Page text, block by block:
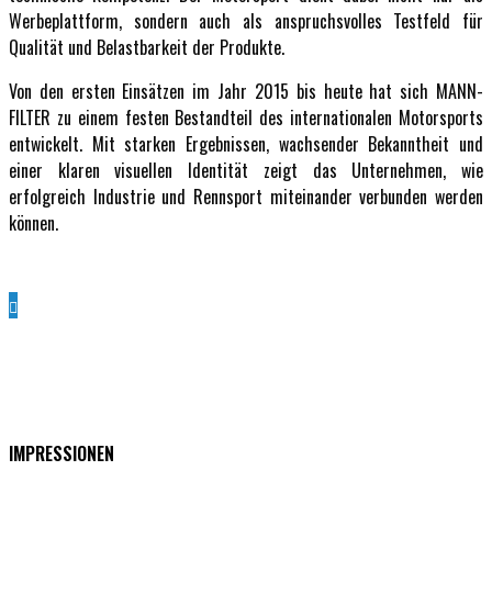
Werbeplattform, sondern auch als anspruchsvolles Testfeld für
Qualität und Belastbarkeit der Produkte.
Von den ersten Einsätzen im Jahr 2015 bis heute hat sich MANN-
FILTER zu einem festen Bestandteil des internationalen Motorsports
entwickelt. Mit starken Ergebnissen, wachsender Bekanntheit und
einer klaren visuellen Identität zeigt das Unternehmen, wie
erfolgreich Industrie und Rennsport miteinander verbunden werden
können.
IMPRESSIONEN